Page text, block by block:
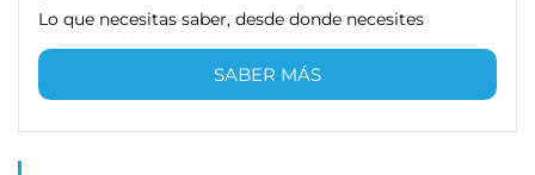
Lo que necesitas saber, desde donde necesites
SABER MÁS